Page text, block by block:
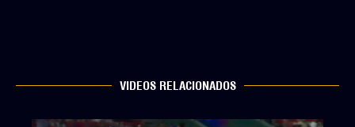
VIDEOS RELACIONADOS